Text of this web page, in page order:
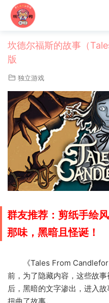
坎德尔福斯的故事（
版
独立游戏
群友推荐：剪纸手绘
那味，黑暗且怪诞！
《Tales From
前，为了隐藏内容，这些故
后，黑暗的文字渗出，进入